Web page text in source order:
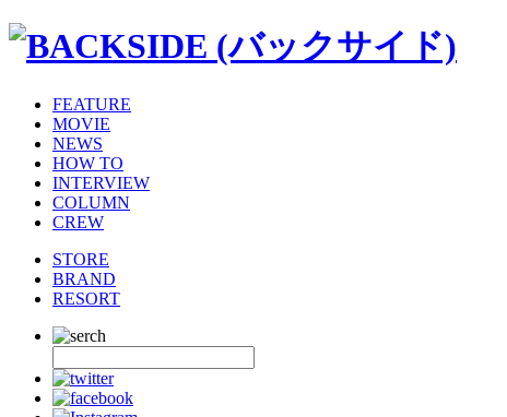
FEATURE
MOVIE
NEWS
HOW TO
INTERVIEW
COLUMN
CREW
STORE
BRAND
RESORT